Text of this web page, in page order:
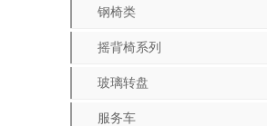
钢椅类
摇背椅系列
玻璃转盘
服务车